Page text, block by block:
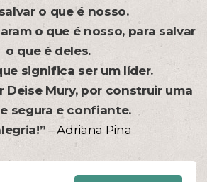
o que é nosso.
o que é nosso, para salvar
o que é deles.
significa ser um líder.
Deise Mury, por construir uma
segura e confiante.
–Adriana Pina